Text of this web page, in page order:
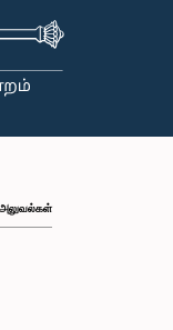
அலுவல்கள்